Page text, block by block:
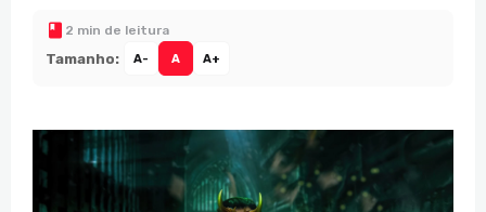
2 min de leitura
Tamanho: A- A A+